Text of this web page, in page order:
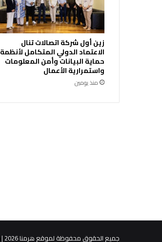
ة
ا
ل
أ
ر
د
ن
ب
م
اً
زين أول شركة اتصالات تنال
الاعتماد الدولي المتكامل لأنظمة
حماية البيانات وأمن المعلومات
واستمرارية الأعمال
منذ يومين
جميع الحقوق محفوظة لموقع هرمنا 2026 | مدعوم بواسطة